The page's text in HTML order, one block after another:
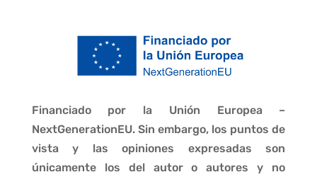
Financiado por la Unión Europea –
NextGenerationEU. Sin embargo, los puntos de
vista y las opiniones expresadas son
únicamente los del autor o autores y no